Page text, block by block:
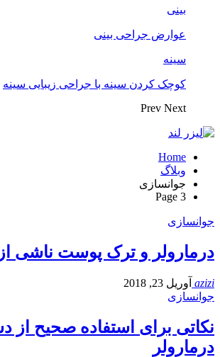
بینی
عوارض جراحی بینی
سینه
کوچک کردن سینه با جراحی زیبایی سینه
Prev Next
Home
وبلاگ
جوانسازی
Page 3
جوانسازی
درمارولر و ترک پوست ناشی
azizi آوریل 23, 2018
جوانسازی
نکاتی برای استفاده صحیح از
درمارولر